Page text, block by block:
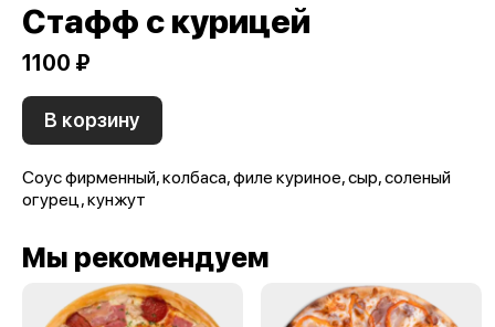
Стафф с курицей
1100 ₽
В корзину
Соус фирменный, колбаса, филе куриное, сыр, соленый
огурец, кунжут
Мы рекомендуем